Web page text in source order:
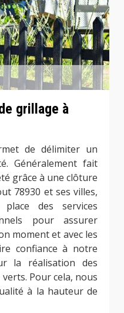
grillage à
de délimiter un
Généralement fait
grâce à une clôture
78930 et ses villes,
des services
pour assurer
moment et avec les
confiance à notre
la réalisation des
Pour cela, nous
à la hauteur de